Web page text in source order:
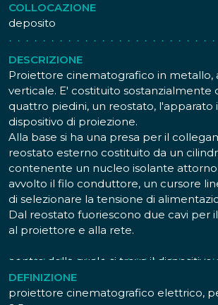
COLLOCAZIONE
deposito
DESCRIZIONE
Proiettore cinematografico in metallo,
verticale. E' costituito sostanzialmente
quattro piedini, un reostato, l'apparato
dispositivo di proiezione.
Alla base si ha una presa per il
reostato esterno costituito da un
contenente un nucleo isolante
avvolto il filo conduttore, un cursore
di selezionare la tensione di
Dal reostato fuoriescono due cavi per
al proiettore e alla rete.
centro della quale si trova il dispositivo
costituito da una lente, un otturatore
manovella per l'avanzamento
DEFINIZIONE
proiettore cinematografico elettrico,